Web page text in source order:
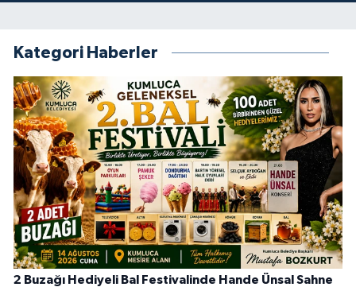
Kategori Haberler
2 Buzağı Hediyeli Bal Festivalinde Hande Ünsal Sahne